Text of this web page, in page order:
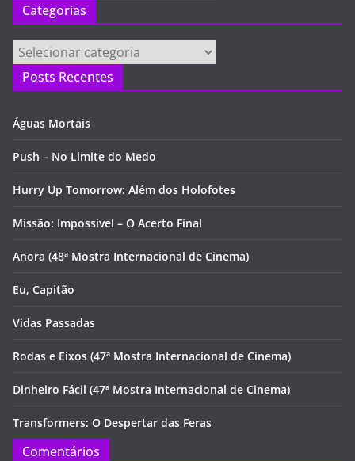
Categorias
Categorias
Posts Recentes
Águas Mortais
Push – No Limite do Medo
Hurry Up Tomorrow: Além dos Holofotes
Missão: Impossível – O Acerto Final
Anora (48ª Mostra Internacional de Cinema)
Eu, Capitão
Vidas Passadas
Rodas e Eixos (47ª Mostra Internacional de Cinema)
Dinheiro Fácil (47ª Mostra Internacional de Cinema)
Transformers: O Despertar das Feras
Comentários